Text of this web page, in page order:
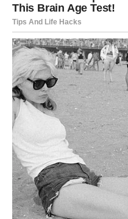
Jedna osoba vraća vam
nesebično pružili.
Nagrada
Podrška i lijepe vijesti.
RAK
ŽIVOT VAM
DAVALI DRUGIMA
Rakovi su među najvećim